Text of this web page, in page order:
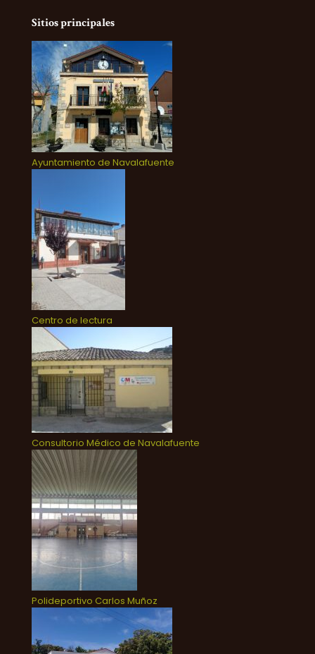
Sitios principales
Ayuntamiento de Navalafuente
Centro de lectura
Consultorio Médico de Navalafuente
Polideportivo Carlos Muñoz